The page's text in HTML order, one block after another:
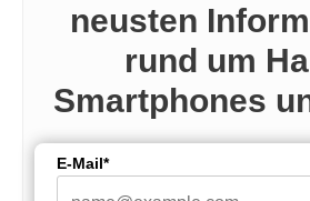
neusten
rund um
Smartphones
E-Mail*